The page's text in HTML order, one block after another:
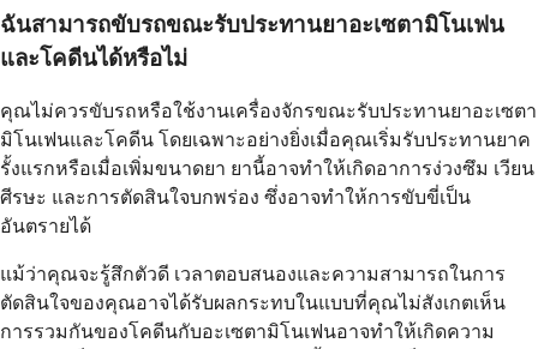
ฉันสามารถขับรถขณะรับประทานยาอะเซตามิโนเฟน
และโคดีนได้หรือไม่
คุณไม่ควรขับรถหรือใช้งานเครื่องจักรขณะรับประทานยาอะเซตา
มิโนเฟนและโคดีน โดยเฉพาะอย่างยิ่งเมื่อคุณเริ่มรับประทานยาค
รั้งแรกหรือเมื่อเพิ่มขนาดยา ยานี้อาจทำให้เกิดอาการง่วงซึม เวียน
ศีรษะ และการตัดสินใจบกพร่อง ซึ่งอาจทำให้การขับขี่เป็น
อันตรายได้
แม้ว่าคุณจะรู้สึกตัวดี เวลาตอบสนองและความสามารถในการ
ตัดสินใจของคุณอาจได้รับผลกระทบในแบบที่คุณไม่สังเกตเห็น
การรวมกันของโคดีนกับอะเซตามิโนเฟนอาจทำให้เกิดความ